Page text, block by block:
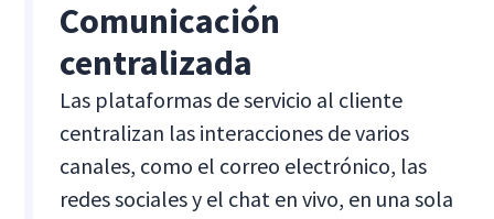
Comunicación
centralizada
Las plataformas de servicio al cliente
centralizan las interacciones de varios
canales, como el correo electrónico, las
redes sociales y el chat en vivo, en una sola